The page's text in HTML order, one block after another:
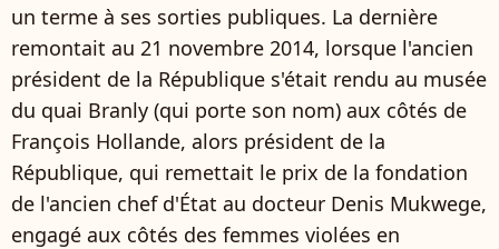
un terme à ses sorties publiques. La dernière
remontait au 21 novembre 2014, lorsque l'ancien
président de la République s'était rendu au musée
du quai Branly (qui porte son nom) aux côtés de
François Hollande, alors président de la
République, qui remettait le prix de la fondation
de l'ancien chef d'État au docteur Denis Mukwege,
engagé aux côtés des femmes violées en